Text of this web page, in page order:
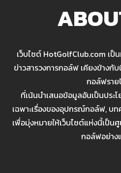
เว็บไซต์ HotGolfClub.com เป็
ข่าวสารวงการกอล์ฟ เคียงข้าง
กอล์ฟรา
ที่เน้นนำเสนอข้อมูลอันเป็นปร
เฉพาะเรื่องของอุปกรณ์กอล์ฟ, บท
เพื่อมุ่งหมายให้เว็บไซต์แห่งนี้เป็
กอล์ฟอย่าง